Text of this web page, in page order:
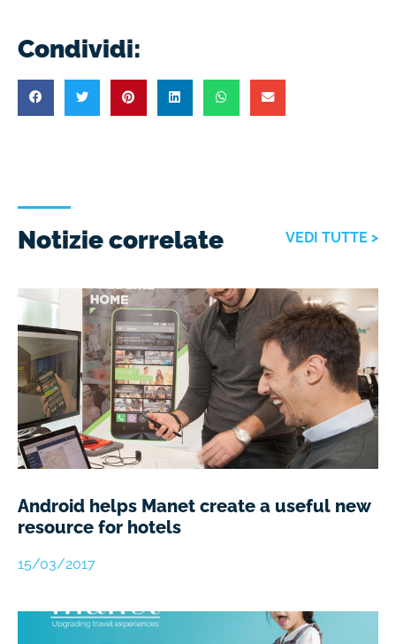
Condividi:
Notizie correlate VEDI TUTTE >
Android helps Manet create a useful new
resource for hotels​
15/03/2017